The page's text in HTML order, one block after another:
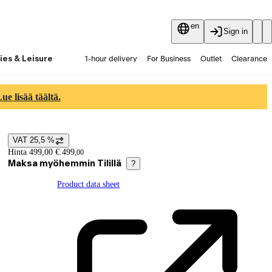
en
Sign in
& Leisure 1-hour delivery For Business Outlet Clearance
lisää täältä.
Price details
VAT 25,5 %
Hinta 499,00 €.499,00
Maksa myöhemmin Tilillä ?
Product data sheet